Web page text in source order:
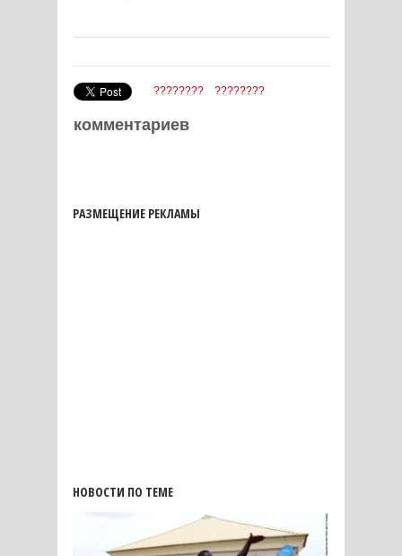
???????? ????????
комментариев
РАЗМЕЩЕНИЕ РЕКЛАМЫ
НОВОСТИ ПО ТЕМЕ